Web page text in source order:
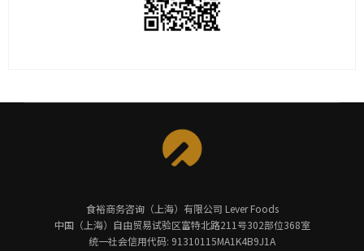
食裕商务咨询（上海）有限公司 Lever Foods
中国（上海）自由贸易试验区富特北路211号302部位368室
统一社会信用代码: 91310115MA1K4B9J1A